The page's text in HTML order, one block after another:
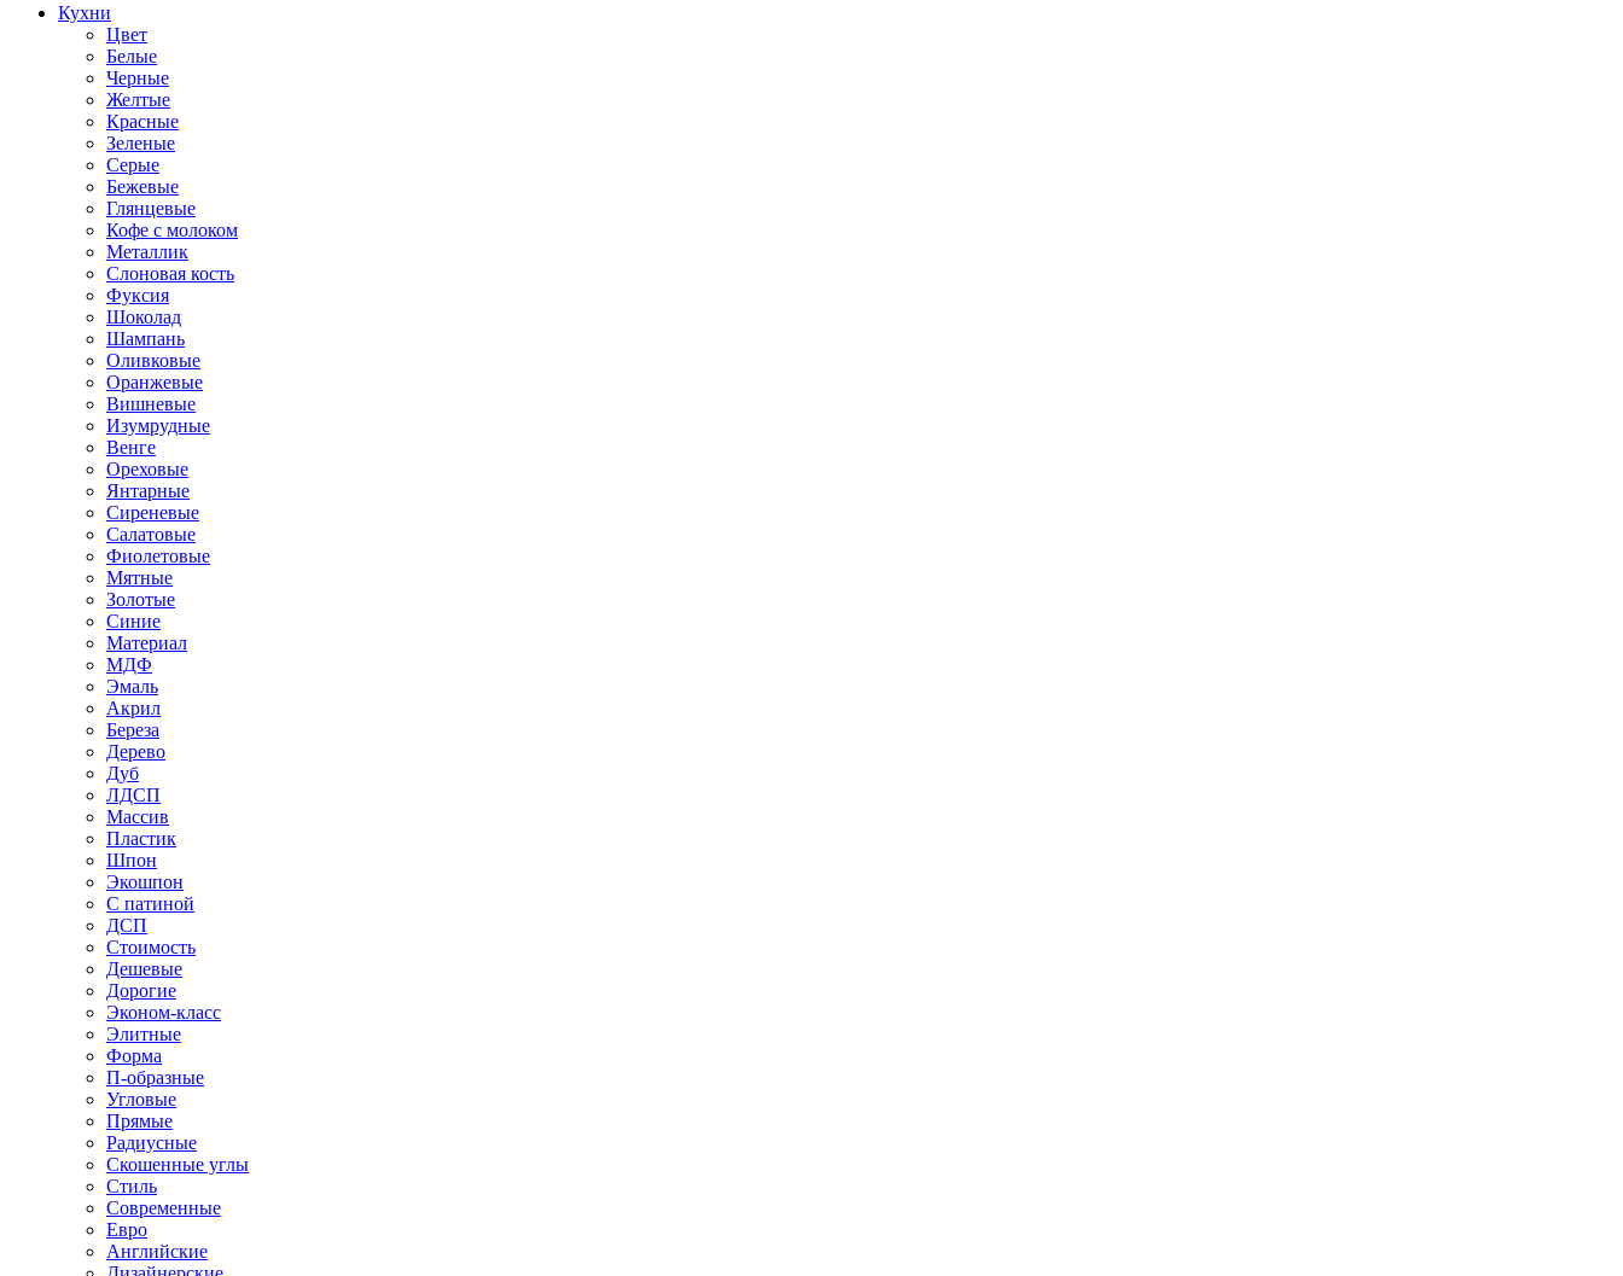
Кухни
Цвет
Белые
Черные
Желтые
Красные
Зеленые
Серые
Бежевые
Глянцевые
Кофе с молоком
Металлик
Слоновая кость
Фуксия
Шоколад
Шампань
Оливковые
Оранжевые
Вишневые
Изумрудные
Венге
Ореховые
Янтарные
Сиреневые
Салатовые
Фиолетовые
Мятные
Золотые
Синие
Материал
МДФ
Эмаль
Акрил
Береза
Дерево
Дуб
ЛДСП
Массив
Пластик
Шпон
Экошпон
С патиной
ДСП
Стоимость
Дешевые
Дорогие
Эконом-класс
Элитные
Форма
П-образные
Угловые
Прямые
Радиусные
Скошенные углы
Стиль
Современные
Евро
Английские